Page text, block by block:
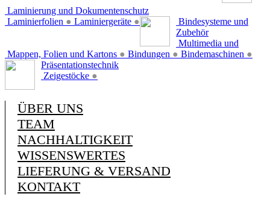
Laminierung und Dokumentenschutz
Laminierfolien ● Laminiergeräte ●
Bindesysteme und
Zubehör
Mappen, Folien und Kartons ● Bindungen ● Bindemaschinen ●
Multimedia und
Präsentationstechnik
Zeigestöcke ●
ÜBER UNS
TEAM
NACHHALTIGKEIT
WISSENSWERTES
LIEFERUNG & VERSAND
KONTAKT